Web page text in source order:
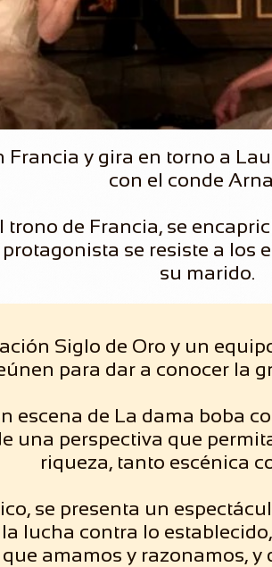
Francia y gira en torno a
con el conde
trono de Francia, se
se resiste a los
su marido.
Siglo de Oro y un
para dar a conocer la
escena de La dama boba
una perspectiva que
riqueza, tanto escénica
se presenta un
lucha contra lo
amamos y razonamos, y